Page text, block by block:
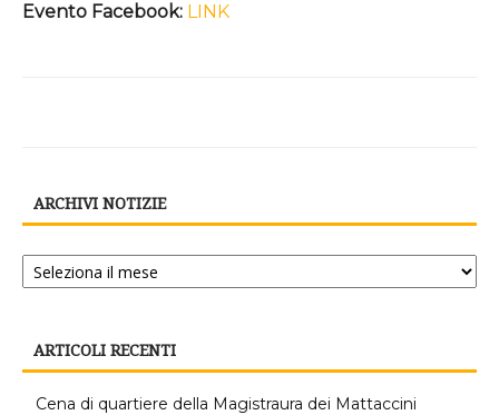
Evento Facebook: LINK
ARCHIVI NOTIZIE
Archivi
notizie
ARTICOLI RECENTI
Cena di quartiere della Magistraura dei Mattaccini